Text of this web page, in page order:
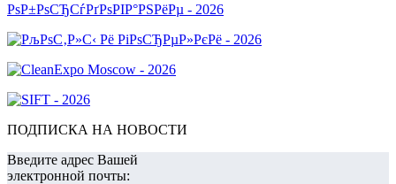
ПОДПИСКА НА НОВОСТИ
Введите адрес Вашей
электронной почты: